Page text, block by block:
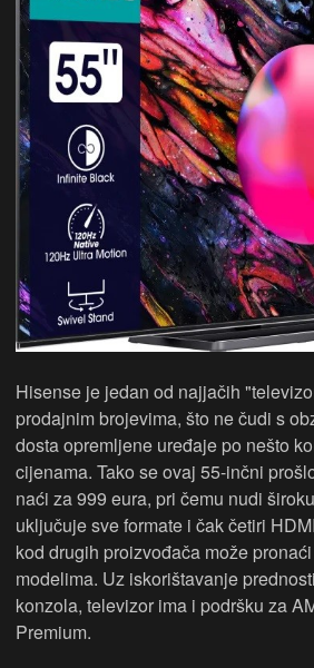
Hisense je jedan od najjačih
prodajnim brojevima, što ne čudi s
dosta opremljene uređaje po nešto
cijenama. Tako se ovaj 55-inčni
naći za 999 eura, pri čemu nudi
uključuje sve formate i čak četiri
kod drugih proizvođača može
modelima. Uz iskorištavanje
konzola, televizor ima i podršku za
Premium.